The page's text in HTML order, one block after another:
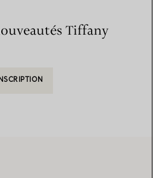
Tiffany